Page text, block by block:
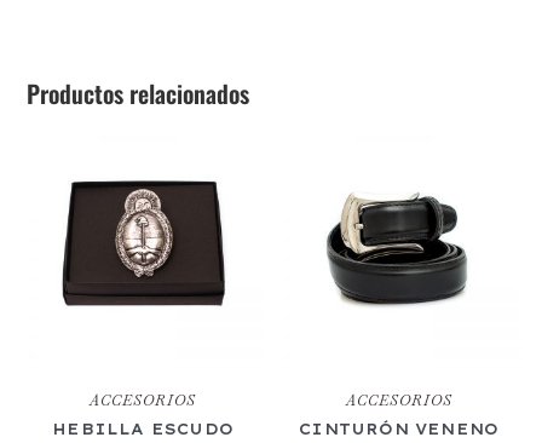
Productos relacionados
ACCESORIOS
HEBILLA ESCUDO
ACCESORIOS
CINTURÓN VENENO